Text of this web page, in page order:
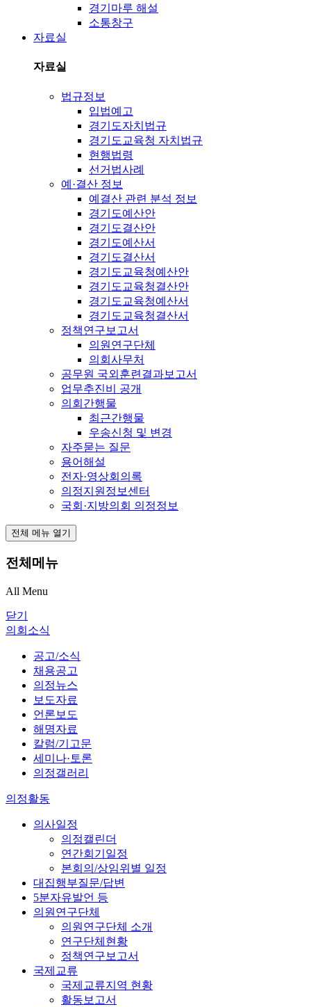
경기마루 해설
소통창구
자료실
자료실
법규정보
입법예고
경기도자치법규
경기도교육청 자치법규
현행법령
선거법사례
예·결산 정보
예결산 관련 분석 정보
경기도예산안
경기도결산안
경기도예산서
경기도결산서
경기도교육청예산안
경기도교육청결산안
경기도교육청예산서
경기도교육청결산서
정책연구보고서
의원연구단체
의회사무처
공무원 국외훈련결과보고서
업무추진비 공개
의회간행물
최근간행물
우송신청 및 변경
자주묻는 질문
용어해설
전자·영상회의록
의정지원정보센터
국회·지방의회 의정정보
전체 메뉴 열기
전체메뉴
All Menu
닫기
의회소식
공고/소식
채용공고
의정뉴스
보도자료
언론보도
해명자료
칼럼/기고문
세미나·토론
의정갤러리
의정활동
의사일정
의정캘린더
연간회기일정
본회의/상임위별 일정
대집행부질문/답변
5분자유발언 등
의원연구단체
의원연구단체 소개
연구단체현황
정책연구보고서
국제교류
국제교류지역 현황
활동보고서